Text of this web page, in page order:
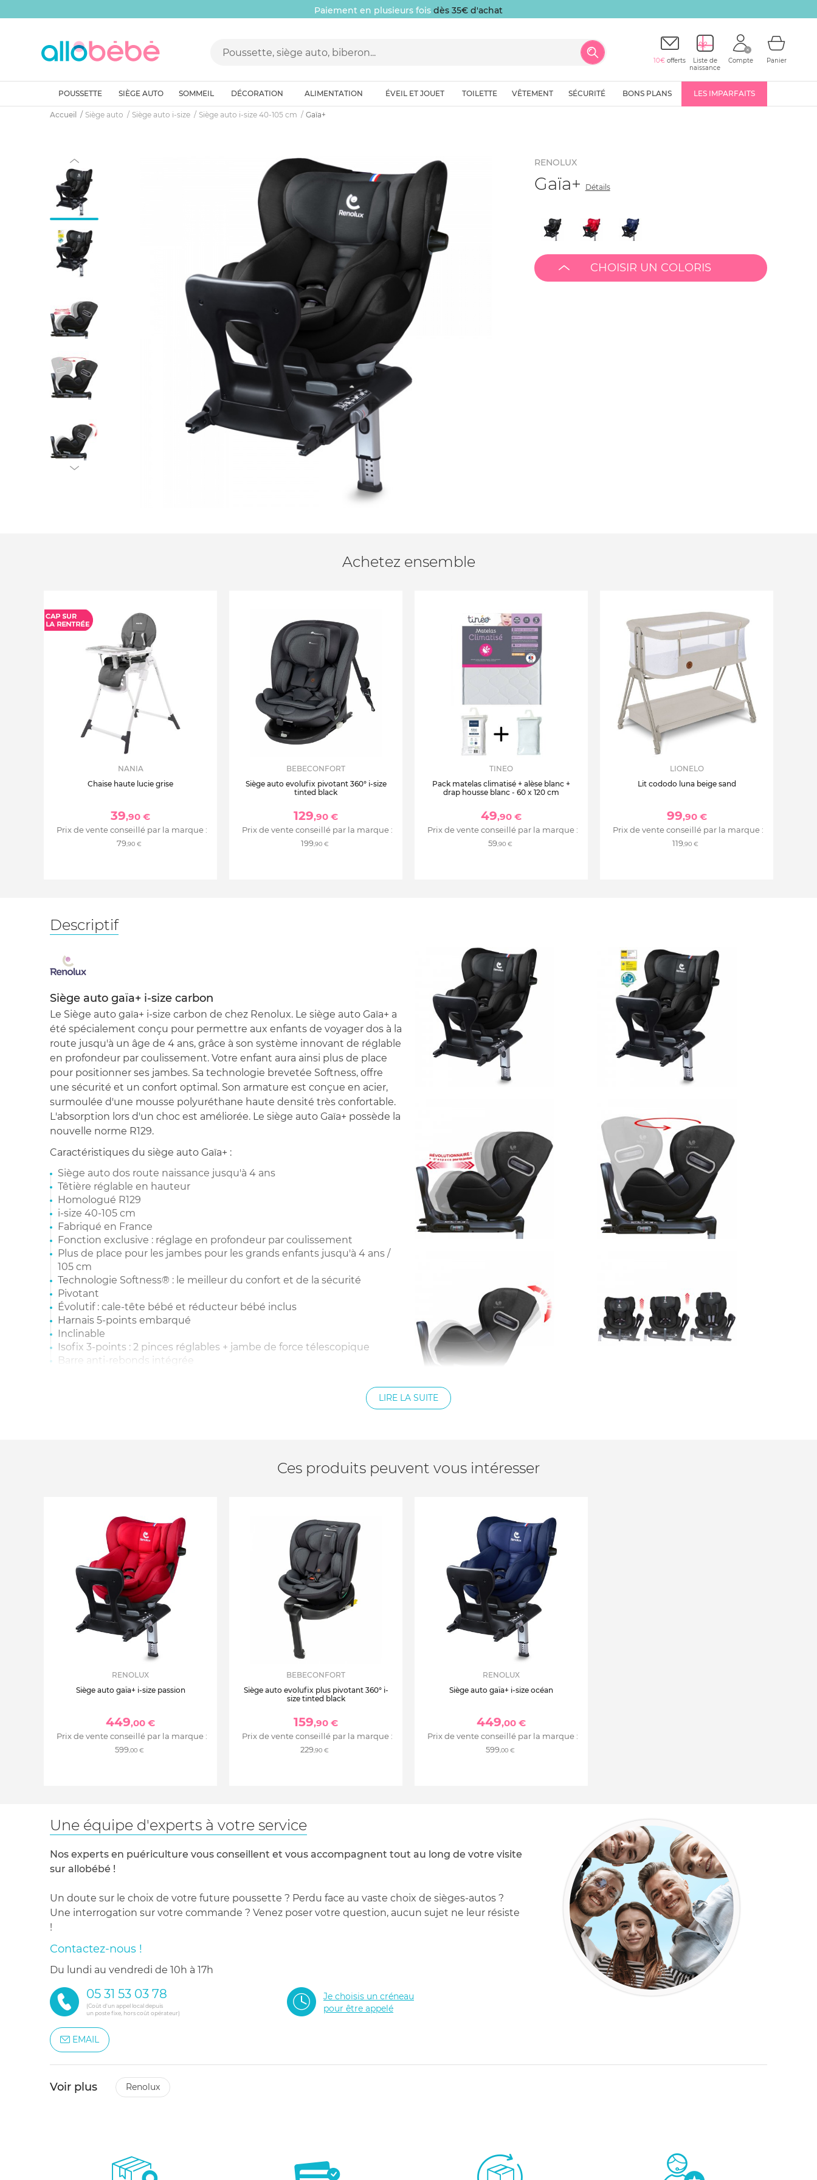
Paiement en plusieurs fois dès 35€ d'achat
10€ offerts
Liste de
naissance
Compte Panier
POUSSETTE SIÈGE AUTO SOMMEIL DÉCORATION ALIMENTATION ÉVEIL ET JOUET TOILETTE VÊTEMENT SÉCURITÉ BONS PLANS LES IMPARFAITS
Accueil Siège auto Siège auto i-size Siège auto i-size 40-105 cm Gaïa+
RENOLUX
Gaïa+ Détails
CHOISIR UN COLORIS
Achetez ensemble
NANIA
Chaise haute lucie grise
39,90 €
Prix de vente conseillé par la marque :
79,90 €
BEBECONFORT
Siège auto evolufix pivotant 360° i-size
tinted black
129,90 €
Prix de vente conseillé par la marque :
199,90 €
TINEO
Pack matelas climatisé + alèse blanc +
drap housse blanc - 60 x 120 cm
49,90 €
Prix de vente conseillé par la marque :
59,90 €
LIONELO
Lit cododo luna beige sand
99,90 €
Prix de vente conseillé par la marque :
119,90 €
Descriptif
Siège auto gaïa+ i-size carbon
Le Siège auto gaïa+ i-size carbon de chez Renolux. Le siège auto Gaïa+ a
été spécialement conçu pour permettre aux enfants de voyager dos à la
route jusqu'à un âge de 4 ans, grâce à son système innovant de réglable
en profondeur par coulissement. Votre enfant aura ainsi plus de place
pour positionner ses jambes. Sa technologie brevetée Softness, offre
une sécurité et un confort optimal. Son armature est conçue en acier,
surmoulée d'une mousse polyuréthane haute densité très confortable.
L'absorption lors d'un choc est améliorée. Le siège auto Gaïa+ possède la
nouvelle norme R129.
Caractéristiques du siège auto Gaïa+ :
Siège auto dos route naissance jusqu'à 4 ans
Têtière réglable en hauteur
Homologué R129
i-size 40-105 cm
Fabriqué en France
Fonction exclusive : réglage en profondeur par coulissement
Plus de place pour les jambes pour les grands enfants jusqu'à 4 ans /
105 cm
Technologie Softness® : le meilleur du confort et de la sécurité
Pivotant
Évolutif : cale-tête bébé et réducteur bébé inclus
Harnais 5-points embarqué
Inclinable
Isofix 3-points : 2 pinces réglables + jambe de force télescopique
Barre anti-rebonds intégrée
LIRE LA SUITE
Ces produits peuvent vous intéresser
RENOLUX
Siège auto gaïa+ i-size passion
449,00 €
Prix de vente conseillé par la marque :
599,00 €
BEBECONFORT
Siège auto evolufix plus pivotant 360° i-
size tinted black
159,90 €
Prix de vente conseillé par la marque :
229,90 €
RENOLUX
Siège auto gaïa+ i-size océan
449,00 €
Prix de vente conseillé par la marque :
599,00 €
Une équipe d'experts à votre service
Nos experts en puériculture vous conseillent et vous accompagnent tout au long de votre visite
sur allobébé !
Un doute sur le choix de votre future poussette ? Perdu face au vaste choix de sièges-autos ?
Une interrogation sur votre commande ? Venez poser votre question, aucun sujet ne leur résiste
!
Contactez-nous !
du lundi au vendredi de 10h à 17h
05 31 53 03 78
(Coût d'un appel local depuis
un poste fixe, hors coût opérateur)
Je choisis un créneau
pour être appelé
EMAIL
Voir plus renolux